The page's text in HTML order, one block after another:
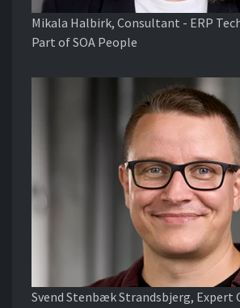
Mikala Halbirk, Consultant - ERP
Part of SOA People
Svend Stenbæk Strandsbjerg, Expert